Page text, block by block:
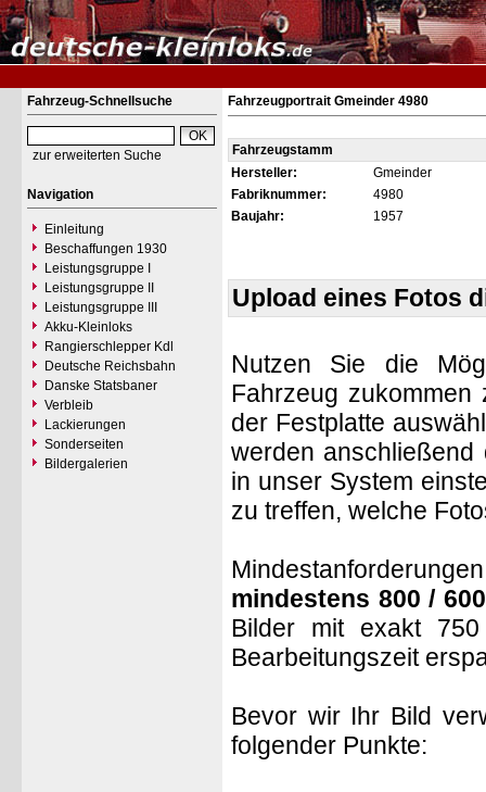
Fahrzeug-Schnellsuche
zur erweiterten Suche
Navigation
Einleitung
Beschaffungen 1930
Leistungsgruppe I
Leistungsgruppe II
Leistungsgruppe III
Akku-Kleinloks
Rangierschlepper Kdl
Deutsche Reichsbahn
Danske Statsbaner
Verbleib
Lackierungen
Sonderseiten
Bildergalerien
Fahrzeugportrait Gmeinder 4980
Fahrzeugstamm
Hersteller:
Gmeinder
Fabriknummer:
4980
Baujahr:
1957
Upload eines Fotos
Nutzen Sie die
Fahrzeug
der Festplatte
werden anschließend
in unser System
zu treffen, welche
mindestens 800 /
Bilder mit exakt
Bearbeitungszeit
Bevor wir Ihr Bild
folgender Punkte: